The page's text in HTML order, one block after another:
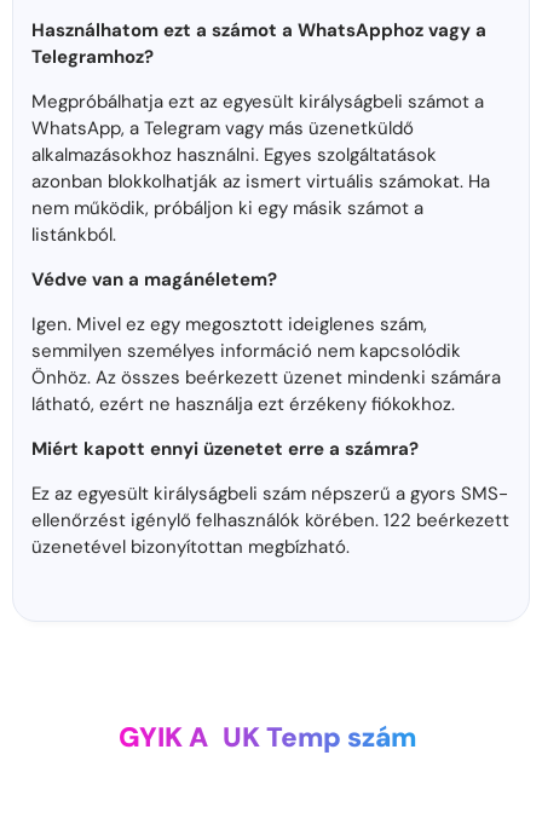
Használhatom ezt a számot a WhatsApphoz vagy a
Telegramhoz?
Megpróbálhatja ezt az egyesült királyságbeli számot a
WhatsApp, a Telegram vagy más üzenetküldő
alkalmazásokhoz használni. Egyes szolgáltatások
azonban blokkolhatják az ismert virtuális számokat. Ha
nem működik, próbáljon ki egy másik számot a
listánkból.
Védve van a magánéletem?
Igen. Mivel ez egy megosztott ideiglenes szám,
semmilyen személyes információ nem kapcsolódik
Önhöz. Az összes beérkezett üzenet mindenki számára
látható, ezért ne használja ezt érzékeny fiókokhoz.
Miért kapott ennyi üzenetet erre a számra?
Ez az egyesült királyságbeli szám népszerű a gyors SMS-
ellenőrzést igénylő felhasználók körében. 122 beérkezett
üzenetével bizonyítottan megbízható.
GYIK A UK Temp szám